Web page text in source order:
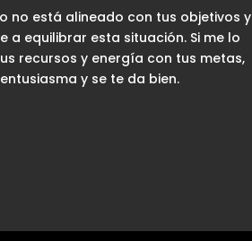
no está alineado con tus objetivos y
equilibrar esta situación. Si me lo
recursos y energía con tus metas,
y se te da bien.